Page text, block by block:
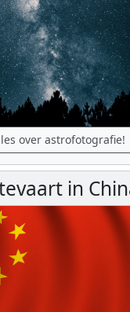
over astrofotografie!
in